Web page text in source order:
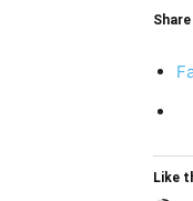
Like